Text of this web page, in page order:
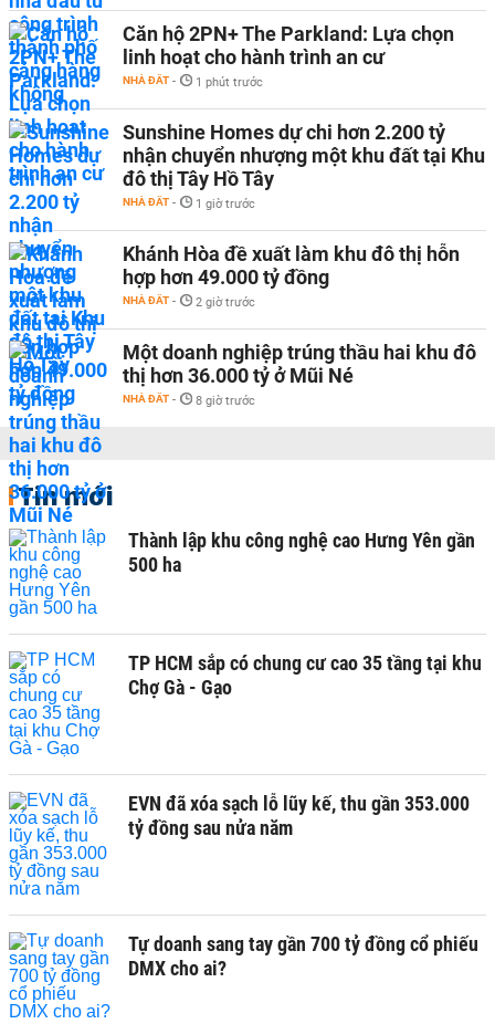
Căn hộ 2PN+ The Parkland: Lựa chọn
linh hoạt cho hành trình an cư
NHÀ ĐẤT - 1 phút trước
Sunshine Homes dự chi hơn 2.200 tỷ
nhận chuyển nhượng một khu đất tại Khu
đô thị Tây Hồ Tây
NHÀ ĐẤT - 1 giờ trước
Khánh Hòa đề xuất làm khu đô thị hỗn
hợp hơn 49.000 tỷ đồng
NHÀ ĐẤT - 2 giờ trước
Một doanh nghiệp trúng thầu hai khu đô
thị hơn 36.000 tỷ ở Mũi Né
NHÀ ĐẤT - 8 giờ trước
Tin mới
Thành lập khu công nghệ cao Hưng Yên gần
500 ha
TP HCM sắp có chung cư cao 35 tầng tại khu
Chợ Gà - Gạo
EVN đã xóa sạch lỗ lũy kế, thu gần 353.000
tỷ đồng sau nửa năm
Tự doanh sang tay gần 700 tỷ đồng cổ phiếu
DMX cho ai?